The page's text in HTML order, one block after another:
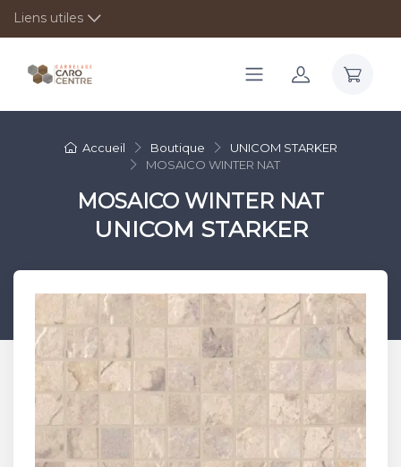
Liens utiles
Accueil Boutique
UNICOM STARKER
MOSAICO WINTER NAT
MOSAICO WINTER NAT
UNICOM STARKER